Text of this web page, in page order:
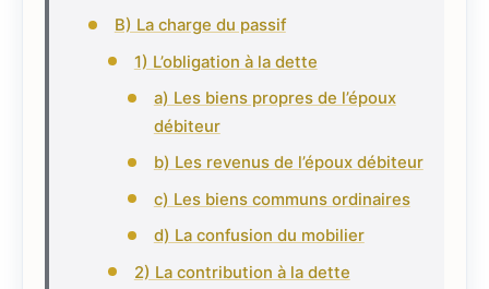
B) La charge du passif
1) L’obligation à la dette
a) Les biens propres de l’époux
débiteur
b) Les revenus de l’époux débiteur
c) Les biens communs ordinaires
d) La confusion du mobilier
2) La contribution à la dette